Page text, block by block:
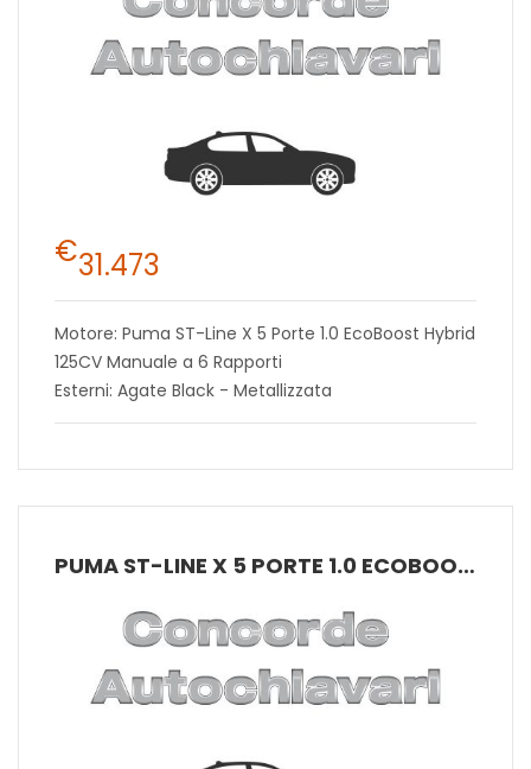
€31.473
Motore: Puma ST-Line X 5 Porte 1.0 EcoBoost Hybrid
125CV Manuale a 6 Rapporti
Esterni: Agate Black - Metallizzata
PUMA ST-LINE X 5 PORTE 1.0 ECOBOOST HYBRID 125CV MANUALE A 6 RAPPORTI